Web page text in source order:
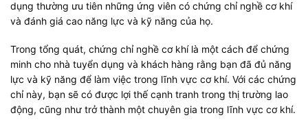
dụng thường ưu tiên những ứng viên có chứng chỉ nghề cơ khí
và đánh giá cao năng lực và kỹ năng của họ.
Trong tổng quát, chứng chỉ nghề cơ khí là một cách để chứng
minh cho nhà tuyển dụng và khách hàng rằng bạn đã đủ năng
lực và kỹ năng để làm việc trong lĩnh vực cơ khí. Với các chứng
chỉ này, bạn sẽ có được lợi thế cạnh tranh trong thị trường lao
động, cũng như trở thành một chuyên gia trong lĩnh vực cơ khí.